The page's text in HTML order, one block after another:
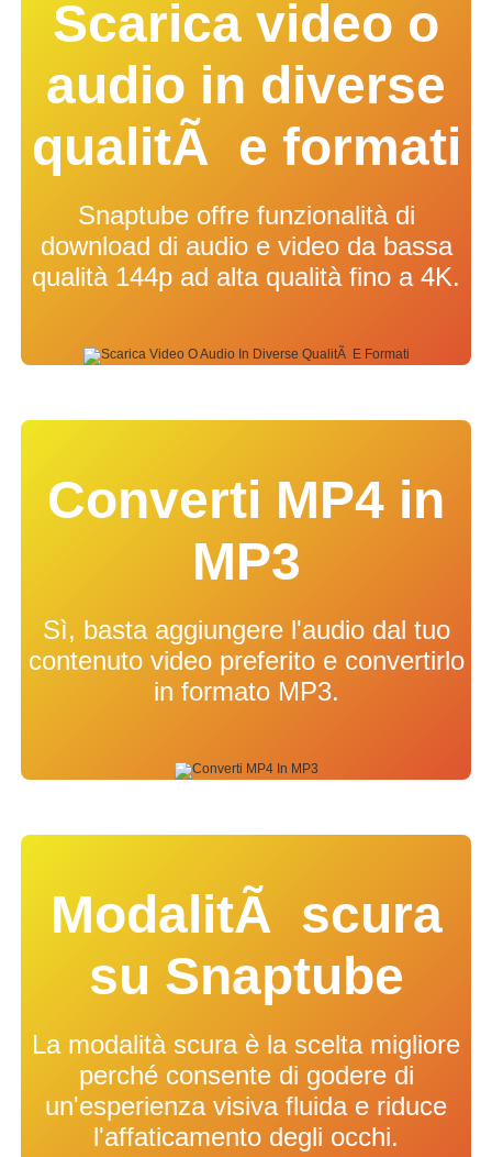
Scarica video o
audio in diverse
qualitÃ e formati
Snaptube offre funzionalità di
download di audio e video da bassa
qualità 144p ad alta qualità fino a 4K.
Converti MP4 in
MP3
Sì, basta aggiungere l'audio dal tuo
contenuto video preferito e convertirlo
in formato MP3.
ModalitÃ scura
su Snaptube
La modalità scura è la scelta migliore
perché consente di godere di
un'esperienza visiva fluida e riduce
l'affaticamento degli occhi.